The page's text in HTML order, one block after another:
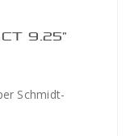
9.25"
Schmidt-